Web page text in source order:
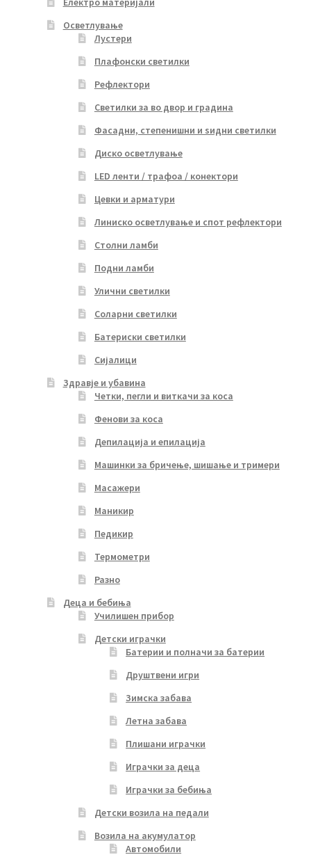
Осветлување
Лустери
Плафонски светилки
Рефлектори
Светилки за во двор и градина
Фасадни, степенишни и ѕидни светилки
Диско осветлување
LED ленти / трафоа / конектори
Цевки и арматури
Линиско осветлување и спот рефлектори
Столни ламби
Подни ламби
Улични светилки
Соларни светилки
Батериски светилки
Сијалици
Здравје и убавина
Четки, пегли и виткачи за коса
Фенови за коса
Депилација и епилација
Машинки за бричење, шишање и тримери
Масажери
Маникир
Педикир
Термометри
Разно
Деца и бебиња
Училишен прибор
Детски играчки
Батерии и полначи за батерии
Друштвени игри
Зимска забава
Летна забава
Плишани играчки
Играчки за деца
Играчки за бебиња
Детски возила на педали
Возила на акумулатор
Автомобили